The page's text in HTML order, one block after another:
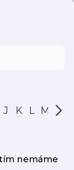
J K L M N
nemáme